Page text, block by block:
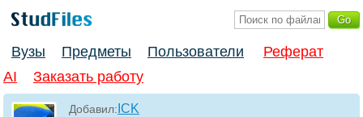
Вузы Предметы Пользователи
Реферат
AI
Заказать работу
Добавил: ICK